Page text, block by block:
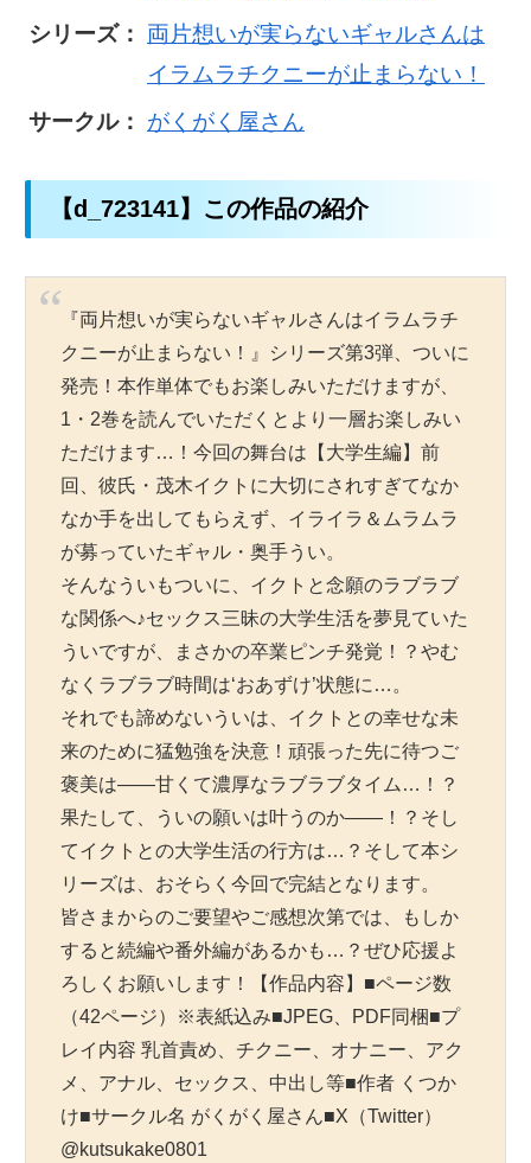
シリーズ：
両片想いが実らないギャルさんは
イラムラチクニーが止まらない！
サークル：
がくがく屋さん
【d_723141】この作品の紹介
『両片想いが実らないギャルさんはイラムラチ
クニーが止まらない！』シリーズ第3弾、ついに
発売！本作単体でもお楽しみいただけますが、
1・2巻を読んでいただくとより一層お楽しみい
ただけます…！今回の舞台は【大学生編】前
回、彼氏・茂木イクトに大切にされすぎてなか
なか手を出してもらえず、イライラ＆ムラムラ
が募っていたギャル・奥手うい。
そんなういもついに、イクトと念願のラブラブ
な関係へ♪セックス三昧の大学生活を夢見ていた
ういですが、まさかの卒業ピンチ発覚！？やむ
なくラブラブ時間は‘おあずけ’状態に…。
それでも諦めないういは、イクトとの幸せな未
来のために猛勉強を決意！頑張った先に待つご
褒美は――甘くて濃厚なラブラブタイム…！？
果たして、ういの願いは叶うのか――！？そし
てイクトとの大学生活の行方は…？そして本シ
リーズは、おそらく今回で完結となります。
皆さまからのご要望やご感想次第では、もしか
すると続編や番外編があるかも…？ぜひ応援よ
ろしくお願いします！【作品内容】■ページ数
（42ページ）※表紙込み■JPEG、PDF同梱■プ
レイ内容 乳首責め、チクニー、オナニー、アク
メ、アナル、セックス、中出し等■作者 くつか
け■サークル名 がくがく屋さん■X（Twitter）
@kutsukake0801